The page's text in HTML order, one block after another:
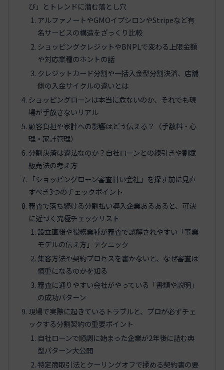
び」とトレンドに潜む落とし穴
アルファノートやGMOイプシロンやStripeなど有
名サービスの構造をざっくり比較
ショッピングクレジットやBNPLで変わる上限金額
や対応業種のホントの話
クレジットカード分割や一括入金型分割決済、店舗
側の入金サイクルの違いとは
ショッピングローンは本当に危ないのか、それでも現
場が手放さないリアル
顧客負担や家計への影響はどう伝える？（手数料・心
理・家計管理）
分割決済は違法なのか？自社ローンとの線引きや割賦
販売法の考え方
「ショッピングローン審査甘い会社」を探す前に見直
すべき3つのチェックポイント
審査で落ち続ける分割払い導入企業あるあると、可決
に近づく究極チェックリスト
設立直後や役務業種が審査で誤解されやすい「事業
モデルの伝え方」テクニック
集客方法や契約プロセスを書かないと、なぜ審査は
慎重になるのかを知る
審査に通りやすい会社がやっている「書類や説明」
の成功パターン
現場で実際に起きているトラブルと、プロが必ずチェ
ックする分割契約の重要ポイント
自社ローンで順調に始まった企業が2年後に詰む典
型パターン大公開
特定商取引法とクーリングオフで揉める契約書の要